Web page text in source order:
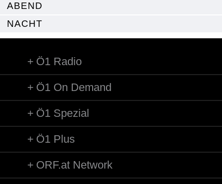
ABEND
NACHT
Ö1 Radio
Ö1 On Demand
Ö1 Spezial
Ö1 Plus
ORF.at Network